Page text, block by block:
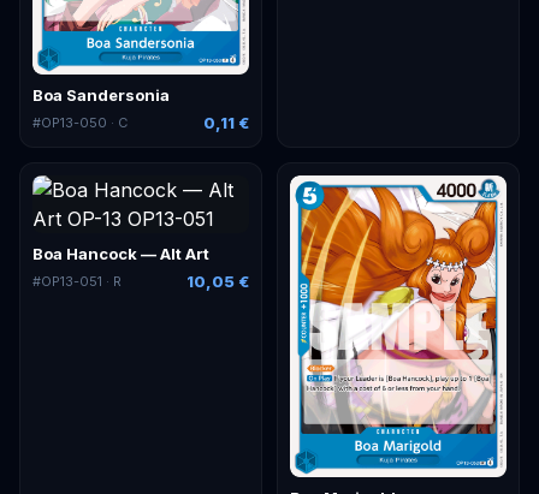
Boa Sandersonia
#OP13-050 · C 0,11 €
Boa Hancock — Alt Art
#OP13-051 · R 10,05 €